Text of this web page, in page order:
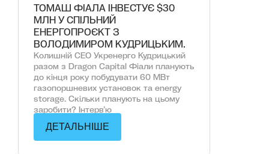
ТОМАШ ФІАЛА ІНВЕСТУЄ $30
МЛН У СПІЛЬНИЙ
ЕНЕРГОПРОЄКТ З
ВОЛОДИМИРОМ КУДРИЦЬКИМ.
Колишній СЕО Укренерго Кудрицький
разом з Dragon Capital Фіали планують
до кінця року побудувати 60 МВт
газопоршневих установок та energy
storage. Скільки планують на цьому
заробити? Інтервʼю
ДЕТАЛЬНІШЕ